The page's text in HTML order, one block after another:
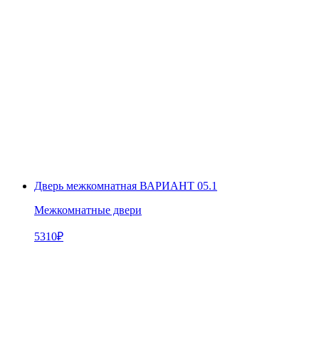
Дверь межкомнатная ВАРИАНТ 05.1
Межкомнатные двери
5310₽